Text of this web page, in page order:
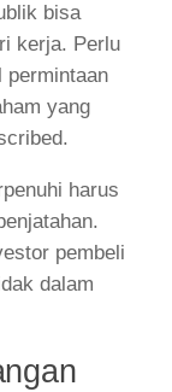
bisa
kerja. Perlu
permintaan
yang
harus
pembeli
dalam